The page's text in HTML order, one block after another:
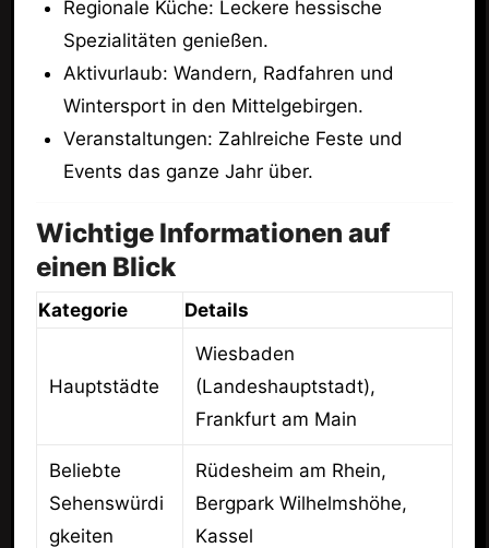
Regionale Küche: Leckere hessische
Spezialitäten genießen.
Aktivurlaub: Wandern, Radfahren und
Wintersport in den Mittelgebirgen.
Veranstaltungen: Zahlreiche Feste und
Events das ganze Jahr über.
Wichtige Informationen auf
einen Blick
Kategorie Details
Hauptstädte
Wiesbaden
(Landeshauptstadt),
Frankfurt am Main
Beliebte
Sehenswürdi
gkeiten
Rüdesheim am Rhein,
Bergpark Wilhelmshöhe,
Kassel